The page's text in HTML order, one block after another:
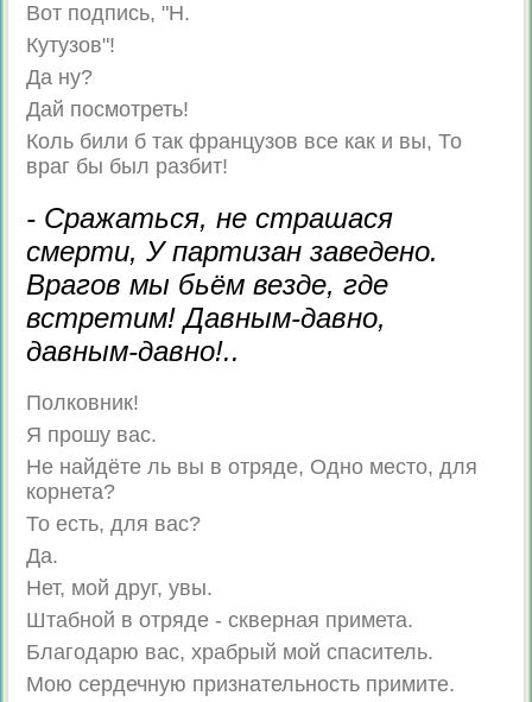
Вот подпись, "Н.
Кутузов"!
Да ну?
Дай посмотреть!
Коль били б так французов все как и вы, То
враг бы был разбит!
- Сражаться, не страшася
смерти, У партизан заведено.
Врагов мы бьём везде, где
встретим! Давным-давно,
давным-давно!..
Полковник!
Я прошу вас.
Не найдёте ль вы в отряде, Одно место, для
корнета?
То есть, для вас?
Да.
Нет, мой друг, увы.
Штабной в отряде - скверная примета.
Благодарю вас, храбрый мой спаситель.
Мою сердечную признательность примите.